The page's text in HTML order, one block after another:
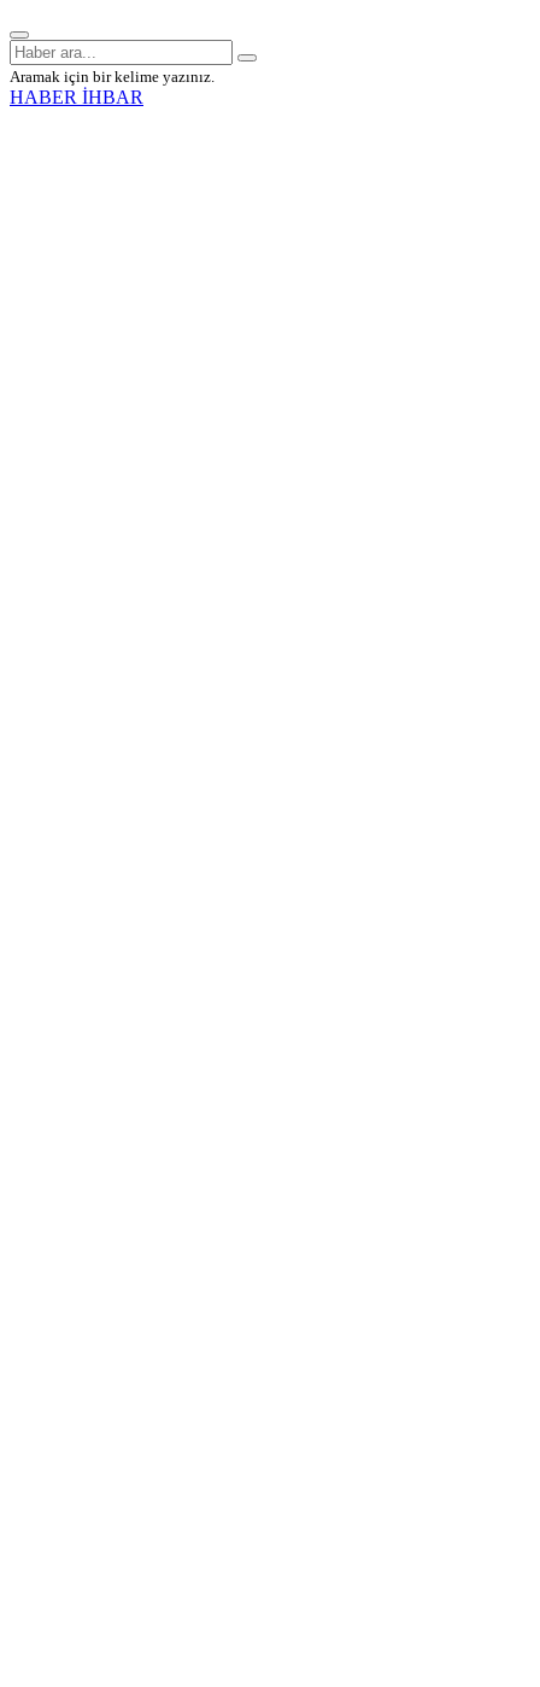
Aramak için bir kelime yazınız.
HABER İHBAR